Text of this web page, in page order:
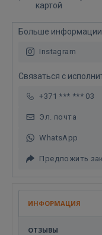
картой
Больше
Instagram
Связаться с
+371 *** *** 03
Эл. почта
WhatsApp
Предложить
ИНФОРМАЦИЯ
ОТЗЫВЫ